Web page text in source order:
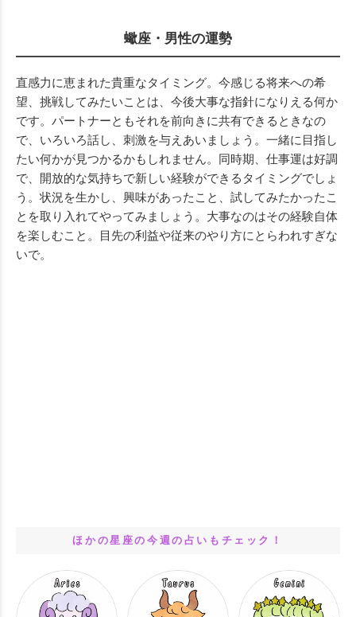
蠍座・男性の運勢
直感力に恵まれた貴重なタイミング。今感じる将来への希
望、挑戦してみたいことは、今後大事な指針になりえる何か
です。パートナーともそれを前向きに共有できるときなの
で、いろいろ話し、刺激を与えあいましょう。一緒に目指し
たい何かが見つかるかもしれません。同時期、仕事運は好調
で、開放的な気持ちで新しい経験ができるタイミングでしょ
う。状況を生かし、興味があったこと、試してみたかったこ
とを取り入れてやってみましょう。大事なのはその経験自体
を楽しむこと。目先の利益や従来のやり方にとらわれすぎな
いで。
ほかの星座の今週の占いもチェック！